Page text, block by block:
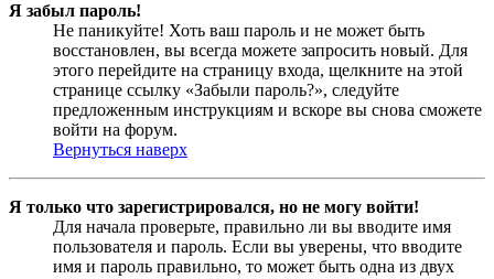
Я забыл пароль!
Не паникуйте! Хоть ваш пароль и не может быть
восстановлен, вы всегда можете запросить новый. Для
этого перейдите на страницу входа, щелкните на этой
странице ссылку «Забыли пароль?», следуйте
предложенным инструкциям и вскоре вы снова сможете
войти на форум.
Вернуться наверх
Я только что зарегистрировался, но не могу войти!
Для начала проверьте, правильно ли вы вводите имя
пользователя и пароль. Если вы уверены, что вводите
имя и пароль правильно, то может быть одна из двух